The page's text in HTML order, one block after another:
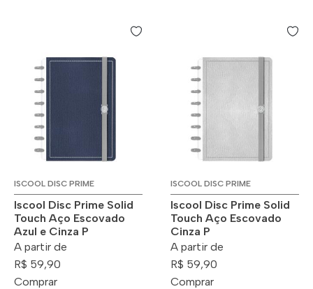
ISCOOL DISC PRIME
Iscool Disc Prime Solid
Touch Aço Escovado
Azul e Cinza P
A partir de
R$ 59,90
Comprar
ISCOOL DISC PRIME
Iscool Disc Prime Solid
Touch Aço Escovado
Cinza P
A partir de
R$ 59,90
Comprar